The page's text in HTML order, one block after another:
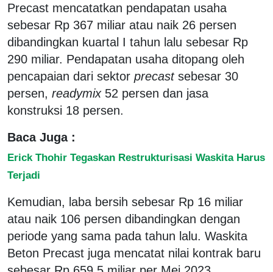
Precast mencatatkan pendapatan usaha
sebesar Rp 367 miliar atau naik 26 persen
dibandingkan kuartal I tahun lalu sebesar Rp
290 miliar. Pendapatan usaha ditopang oleh
pencapaian dari sektor precastsebesar 30
persen, readymix52 persen dan jasa
konstruksi 18 persen.
Baca Juga :
Erick Thohir Tegaskan Restrukturisasi Waskita Harus
Terjadi
Kemudian, laba bersih sebesar Rp 16 miliar
atau naik 106 persen dibandingkan dengan
periode yang sama pada tahun lalu. Waskita
Beton Precast juga mencatat nilai kontrak baru